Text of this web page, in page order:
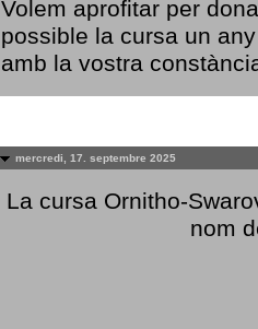
Volem aprofitar per
possible la cursa un
amb la vostra
mercredi, 17. septembre 2025
La cursa Ornitho-
nom